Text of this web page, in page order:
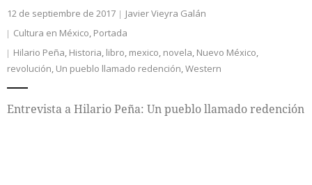
12 de septiembre de 2017
Javier Vieyra Galán
Cultura en México, Portada
Hilario Peña, Historia, libro, mexico, novela, Nuevo México,
revolución, Un pueblo llamado redención,Western
Entrevista a Hilario Peña: Un pueblo llamado redención